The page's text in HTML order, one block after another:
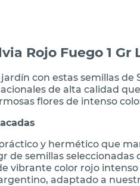
Rojo Fuego 1 Gr
con estas semillas
de alta calidad
flores de intenso
y hermético que
de semillas seleccionadas
vibrante color rojo intenso
adaptado a